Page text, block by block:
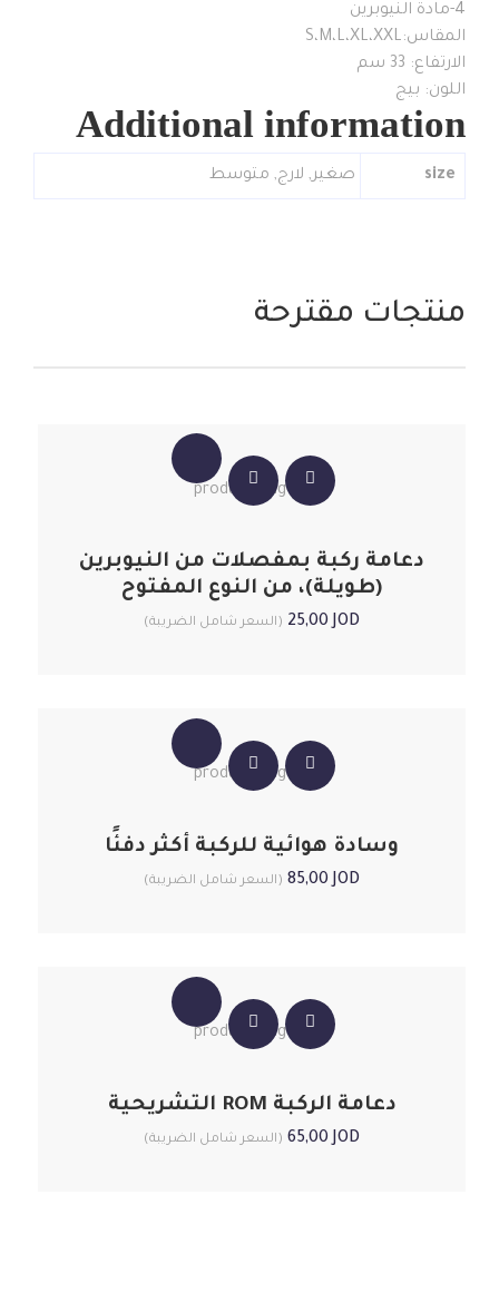
4-مادة النيوبرين
المقاس:S،M،L،XL،XXL
الارتفاع: 33 سم
اللون: بيج
Additional information
size صغير, لارج, متوسط
منتجات مقترحة
دعامة ركبة بمفصلات من النيوبرين
(طويلة)، من النوع المفتوح
25,00JOD (السعر شامل الضريبة)
وسادة هوائية للركبة أكثر دفئًا
85,00JOD (السعر شامل الضريبة)
دعامة الركبة ROM التشريحية
65,00JOD (السعر شامل الضريبة)